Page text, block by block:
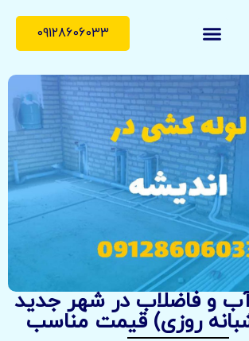
09128606033
و فاضلاب در شهر جدید
روزی) قیمت مناسب